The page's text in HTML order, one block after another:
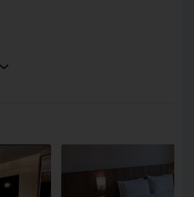
Hotel!